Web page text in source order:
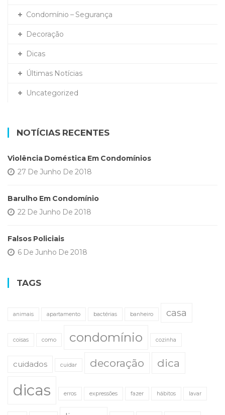
Condomínio – Segurança
Decoração
Dicas
Últimas Notícias
Uncategorized
NOTÍCIAS RECENTES
Violência Doméstica Em Condomínios
27 De Junho De 2018
Barulho Em Condomínio
22 De Junho De 2018
Falsos Policiais
6 De Junho De 2018
TAGS
animais apartamento bactérias banheiro casa
coisas como condomínio cozinha
cuidados cuidar decoração dica
dicas erros expressões fazer hábitos lavar